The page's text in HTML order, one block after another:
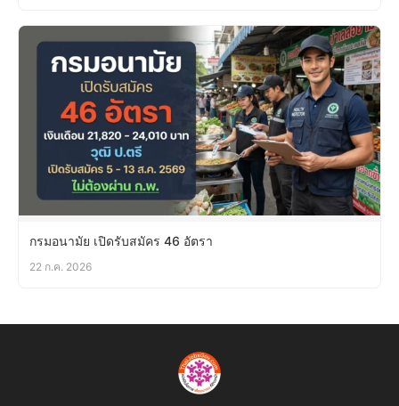
กรมอนามัย เปิดรับสมัคร 46 อัตรา
22 ก.ค. 2026